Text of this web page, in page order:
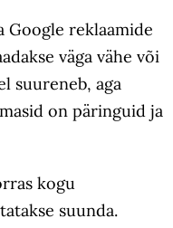
Google reklaamide
väga vähe või
suureneb, aga
on päringuid ja
kogu
suunda.